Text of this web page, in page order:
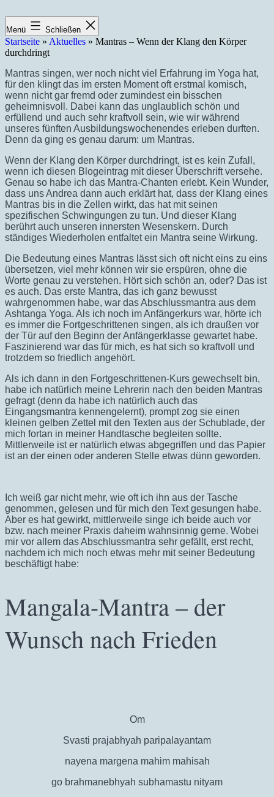
Inhalt
springen
Menü Schließen
Startseite » Aktuelles » Mantras – Wenn der Klang den Körper
durchdringt
Mantras singen, wer noch nicht viel Erfahrung im Yoga hat,
für den klingt das im ersten Moment oft erstmal komisch,
wenn nicht gar fremd oder zumindest ein bisschen
geheimnisvoll. Dabei kann das unglaublich schön und
erfüllend und auch sehr kraftvoll sein, wie wir während
unseres fünften Ausbildungswochenendes erleben durften.
Denn da ging es genau darum: um Mantras.
Wenn der Klang den Körper durchdringt, ist es kein Zufall,
wenn ich diesen Blogeintrag mit dieser Überschrift versehe.
Genau so habe ich das Mantra-Chanten erlebt. Kein Wunder,
dass uns Andrea dann auch erklärt hat, dass der Klang eines
Mantras bis in die Zellen wirkt, das hat mit seinen
spezifischen Schwingungen zu tun. Und dieser Klang
berührt auch unseren innersten Wesenskern. Durch
ständiges Wiederholen entfaltet ein Mantra seine Wirkung.
Die Bedeutung eines Mantras lässt sich oft nicht eins zu eins
übersetzen, viel mehr können wir sie erspüren, ohne die
Worte genau zu verstehen. Hört sich schön an, oder? Das ist
es auch. Das erste Mantra, das ich ganz bewusst
wahrgenommen habe, war das Abschlussmantra aus dem
Ashtanga Yoga. Als ich noch im Anfängerkurs war, hörte ich
es immer die Fortgeschrittenen singen, als ich draußen vor
der Tür auf den Beginn der Anfängerklasse gewartet habe.
Faszinierend war das für mich, es hat sich so kraftvoll und
trotzdem so friedlich angehört.
Als ich dann in den Fortgeschrittenen-Kurs gewechselt bin,
habe ich natürlich meine Lehrerin nach den beiden Mantras
gefragt (denn da habe ich natürlich auch das
Eingangsmantra kennengelernt), prompt zog sie einen
kleinen gelben Zettel mit den Texten aus der Schublade, der
mich fortan in meiner Handtasche begleiten sollte.
Mittlerweile ist er natürlich etwas abgegriffen und das Papier
ist an der einen oder anderen Stelle etwas dünn geworden.
Ich weiß gar nicht mehr, wie oft ich ihn aus der Tasche
genommen, gelesen und für mich den Text gesungen habe.
Aber es hat gewirkt, mittlerweile singe ich beide auch vor
bzw. nach meiner Praxis daheim wahnsinnig gerne. Wobei
mir vor allem das Abschlussmantra sehr gefällt, erst recht,
nachdem ich mich noch etwas mehr mit seiner Bedeutung
beschäftigt habe:
Mangala-Mantra – der
Wunsch nach Frieden
Om
Svasti prajabhyah paripalayantam
nayena margena mahim mahisah
go brahmanebhyah subhamastu nityam